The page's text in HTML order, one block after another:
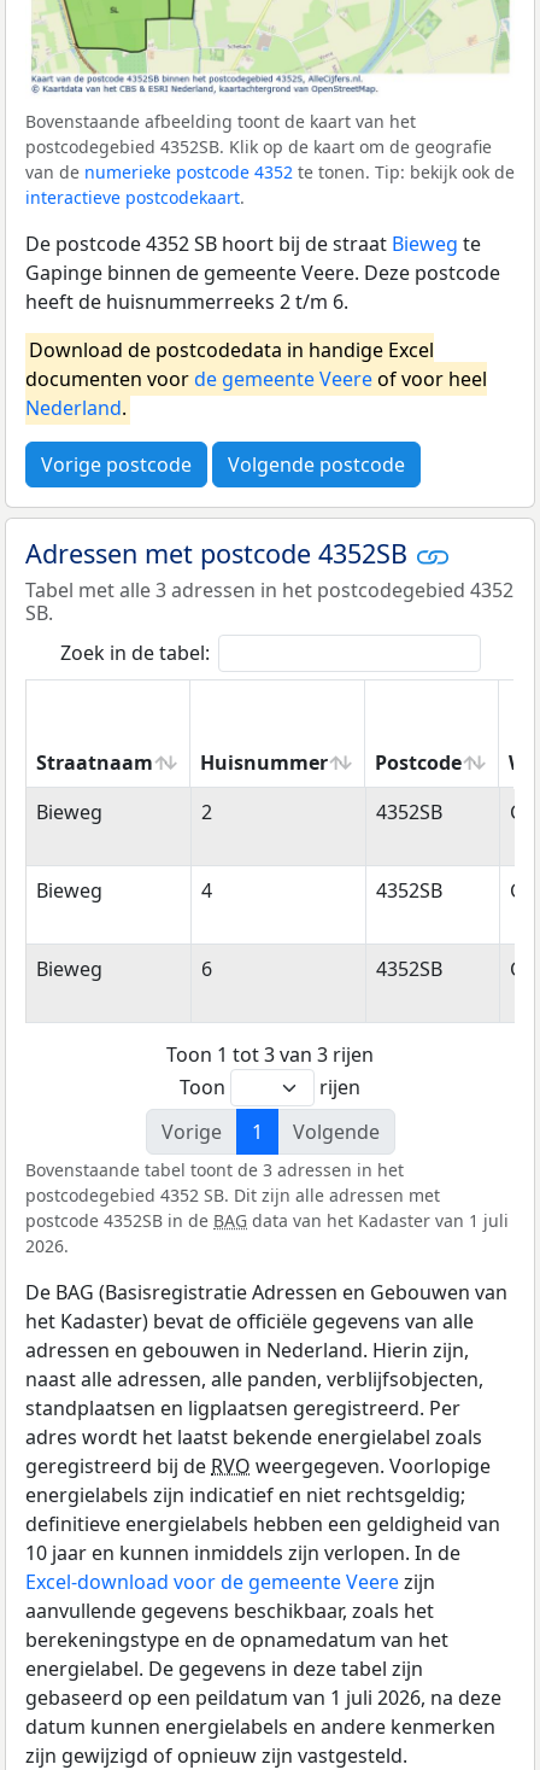
Bovenstaande afbeelding toont de kaart van het
postcodegebied 4352SB. Klik op de kaart om de geografie
van de numerieke postcode 4352 te tonen. Tip: bekijk ook de
interactieve postcodekaart.
De postcode 4352 SB hoort bij de straat Bieweg te
Gapinge binnen de gemeente Veere. Deze postcode
heeft de huisnummerreeks 2 t/m 6.
Download de postcodedata in handige Excel
documenten voorde gemeente Veereof voor heel
Nederland.
Vorige postcode Volgende postcode
Adressen met postcode 4352SB
Tabel met alle 3 adressen in het postcodegebied 4352
SB.
Zoek in de tabel:
Straatnaam Huisnummer Postcode
Straatnaam
Huisnummer Postcode
Bieweg 2 4352SB
Bieweg 4 4352SB
Bieweg 6 4352SB
Toon 1 tot 3 van 3 rijen
Toon
rijen
Vorige
1 Volgende
Bovenstaande tabel toont de 3 adressen in het
postcodegebied 4352 SB. Dit zijn alle adressen met
postcode 4352SB in de BAG data van het Kadaster van 1 juli
2026.
De BAG (Basisregistratie Adressen en Gebouwen van
het Kadaster) bevat de officiële gegevens van alle
adressen en gebouwen in Nederland. Hierin zijn,
naast alle adressen, alle panden, verblijfsobjecten,
standplaatsen en ligplaatsen geregistreerd. Per
adres wordt het laatst bekende energielabel zoals
geregistreerd bij de RVO weergegeven. Voorlopige
energielabels zijn indicatief en niet rechtsgeldig;
definitieve energielabels hebben een geldigheid van
10 jaar en kunnen inmiddels zijn verlopen. In de
Excel-download voor de gemeente Veerezijn
aanvullende gegevens beschikbaar, zoals het
berekeningstype en de opnamedatum van het
energielabel. De gegevens in deze tabel zijn
gebaseerd op een peildatum van 1 juli 2026, na deze
datum kunnen energielabels en andere kenmerken
zijn gewijzigd of opnieuw zijn vastgesteld.